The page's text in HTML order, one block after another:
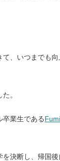
て、いつまでも
。
卒業生である
決断し、帰国